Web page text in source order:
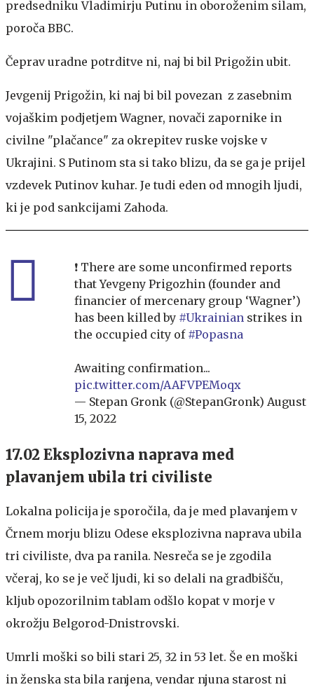
predsedniku Vladimirju Putinu in oboroženim silam,
poroča BBC.
Čeprav uradne potrditve ni, naj bi bil Prigožin ubit.
Jevgenij Prigožin, ki naj bi bil povezan z zasebnim
vojaškim podjetjem Wagner, novači zapornike in
civilne "plačance" za okrepitev ruske vojske v
Ukrajini. S Putinom sta si tako blizu, da se ga je prijel
vzdevek Putinov kuhar. Je tudi eden od mnogih ljudi,
ki je pod sankcijami Zahoda.
❗️ There are some unconfirmed reports
that Yevgeny Prigozhin (founder and
financier of mercenary group ‘Wagner’)
has been killed by #Ukrainian strikes in
the occupied city of #Popasna
Awaiting confirmation...
pic.twitter.com/AAFVPEMoqx
— Stepan Gronk (@StepanGronk) August
15, 2022
17.02 Eksplozivna naprava med
plavanjem ubila tri civiliste
Lokalna policija je sporočila, da je med plavanjem v
Črnem morju blizu Odese eksplozivna naprava ubila
tri civiliste, dva pa ranila. Nesreča se je zgodila
včeraj, ko se je več ljudi, ki so delali na gradbišču,
kljub opozorilnim tablam odšlo kopat v morje v
okrožju Belgorod-Dnistrovski.
Umrli moški so bili stari 25, 32 in 53 let. Še en moški
in ženska sta bila ranjena, vendar njuna starost ni